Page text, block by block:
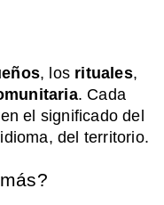
, los rituales,
. Cada
el significado del
del territorio.